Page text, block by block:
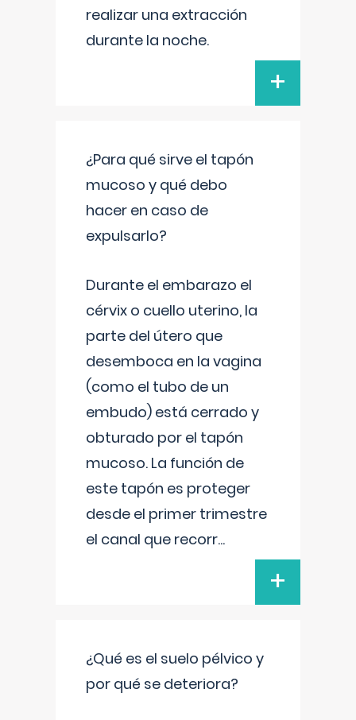
realizar una extracción
durante la noche.
+
¿Para qué sirve el tapón
mucoso y qué debo
hacer en caso de
expulsarlo?
Durante el embarazo el
cérvix o cuello uterino, la
parte del útero que
desemboca en la vagina
(como el tubo de un
embudo) está cerrado y
obturado por el tapón
mucoso. La función de
este tapón es proteger
desde el primer trimestre
el canal que recorr...
+
¿Qué es el suelo pélvico y
por qué se deteriora?